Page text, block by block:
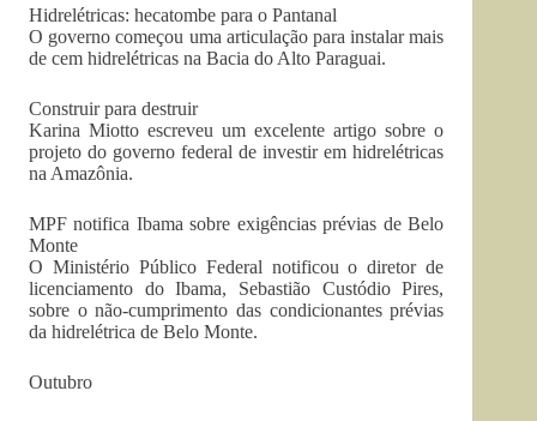
Hidrelétricas: hecatombe para o Pantanal
O governo começou uma articulação para instalar mais
de cem hidrelétricas na Bacia do Alto Paraguai.
Construir para destruir
Karina Miotto escreveu um excelente artigo sobre o
projeto do governo federal de investir em hidrelétricas
na Amazônia.
MPF notifica Ibama sobre exigências prévias de Belo
Monte
O Ministério Público Federal notificou o diretor de
licenciamento do Ibama, Sebastião Custódio Pires,
sobre o não-cumprimento das condicionantes prévias
da hidrelétrica de Belo Monte.
Outubro